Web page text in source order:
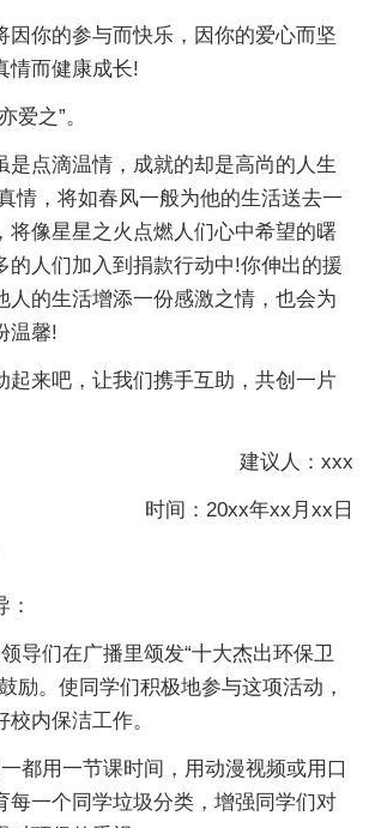
因你的参与而快乐，因你的爱心而坚
情而健康成长!
爱之”。
是点滴温情，成就的却是高尚的人生
情，将如春风一般为他的生活送去一
将像星星之火点燃人们心中希望的曙
的人们加入到捐款行动中!你伸出的援
人的生活增添一份感激之情，也会为
温馨!
起来吧，让我们携手互助，共创一片
建议人：xxx
时间：20xx年xx月xx日
导们在广播里颂发“十大杰出环保卫
励。使同学们积极地参与这项活动，
内保洁工作。
都用一节课时间，用动漫视频或用口
每一个同学垃圾分类，增强同学们对